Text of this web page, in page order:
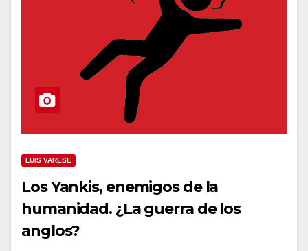
LUIS VARESE
Los Yankis, enemigos de la
humanidad. ¿La guerra de los
anglos?